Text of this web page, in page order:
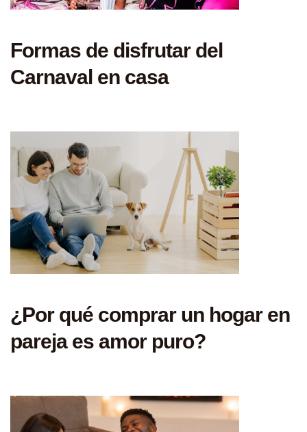
Formas de disfrutar del
Carnaval en casa
¿Por qué comprar un hogar en
pareja es amor puro?